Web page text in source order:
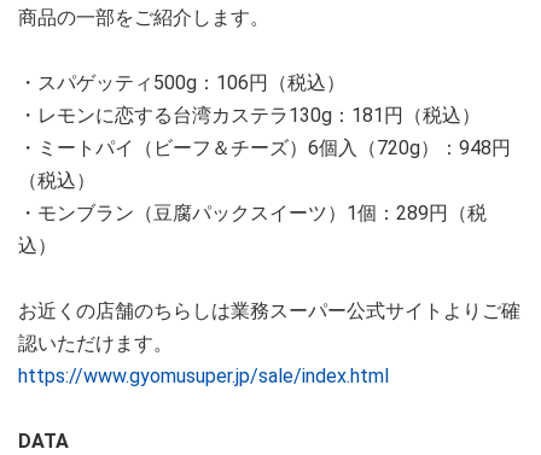
商品の一部をご紹介します。
・スパゲッティ500g：106円（税込）
・レモンに恋する台湾カステラ130g：181円（税込）
・ミートパイ（ビーフ＆チーズ）6個入（720g）：948円
（税込）
・モンブラン（豆腐パックスイーツ）1個：289円（税
込）
お近くの店舗のちらしは業務スーパー公式サイトよりご確
認いただけます。
https://www.gyomusuper.jp/sale/index.html
DATA